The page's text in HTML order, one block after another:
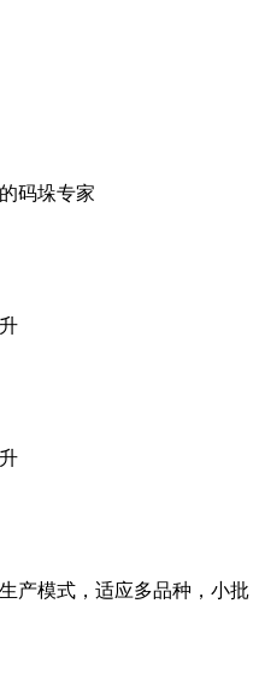
码垛专家
产模式，适应多品种，小批